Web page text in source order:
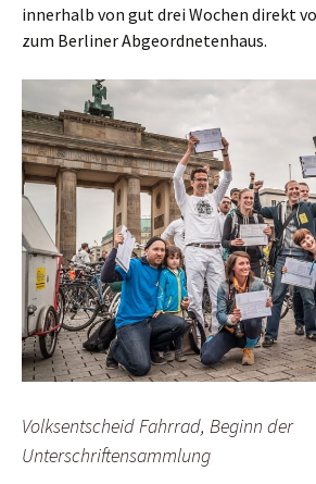
innerhalb von gut drei Wochen direkt
zum Berliner Abgeordnetenhaus.
Volksentscheid Fahrrad, Beginn der
Unterschriftensammlung